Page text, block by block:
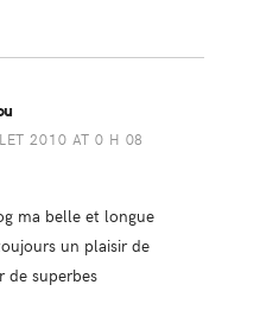
2010 AT 0 H 08
ma belle et longue
un plaisir de
de superbes